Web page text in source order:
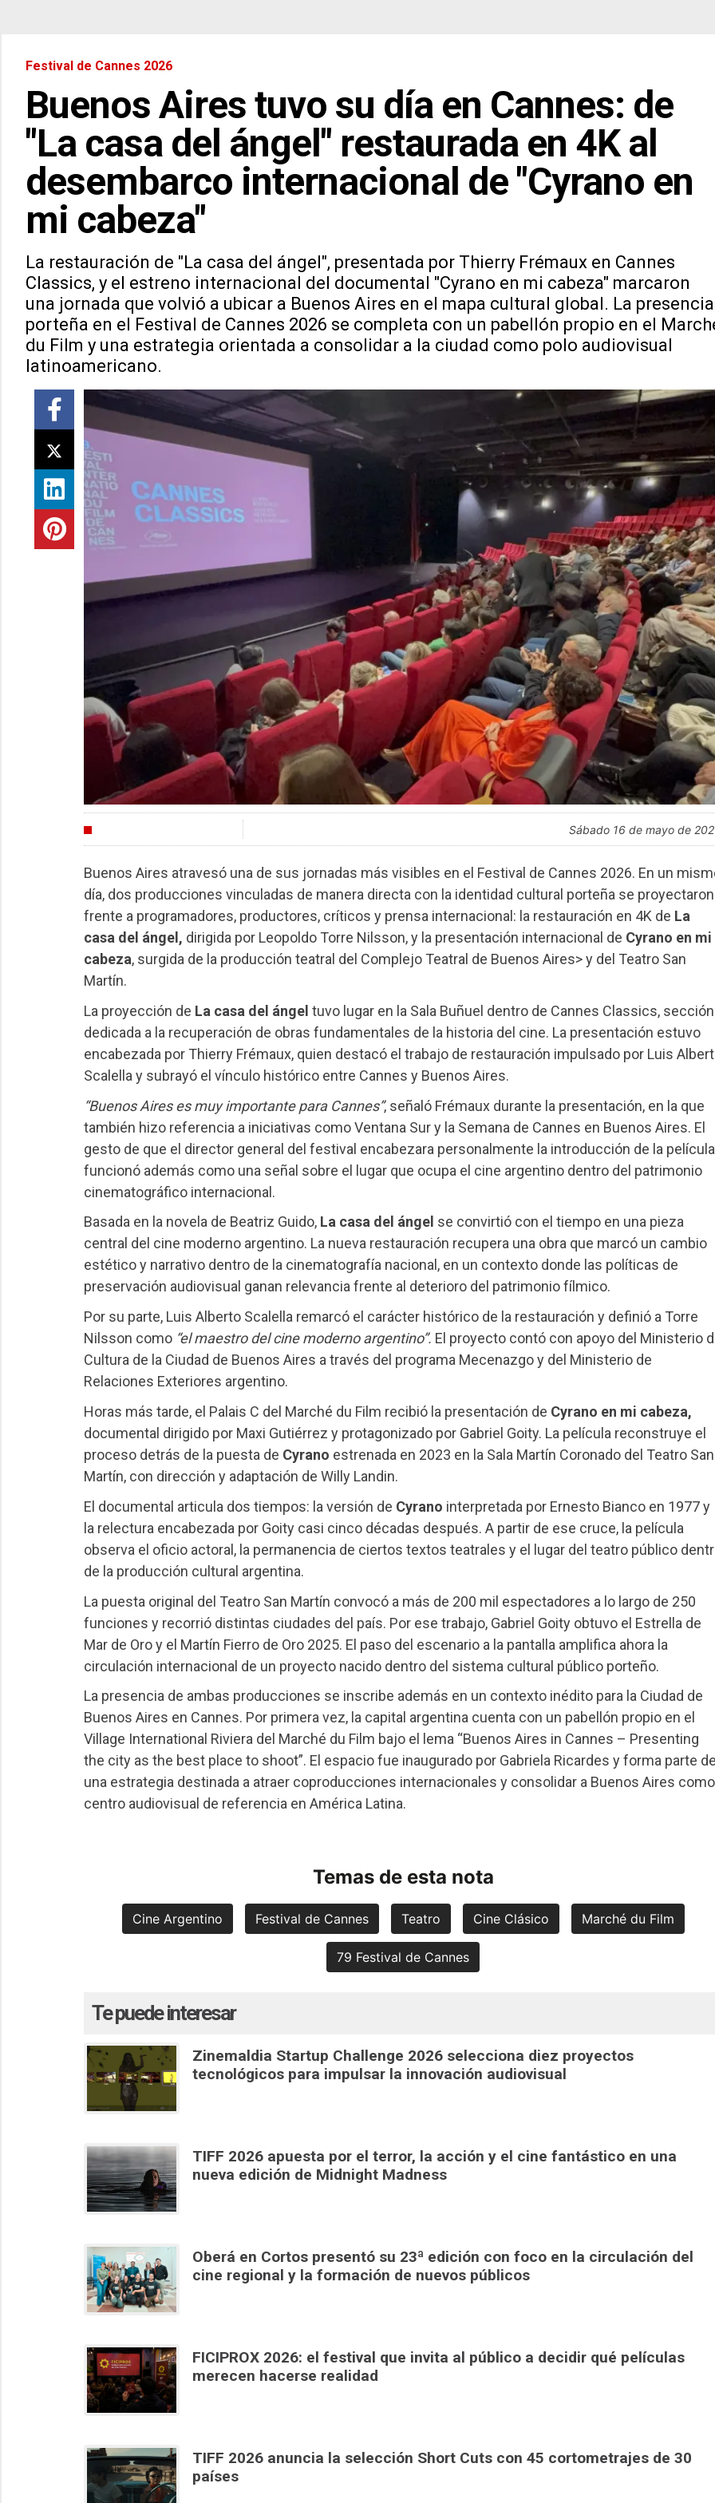
Festival de Cannes 2026
Buenos Aires tuvo su día en Cannes: de
"La casa del ángel" restaurada en 4K al
desembarco internacional de "Cyrano en
mi cabeza"
La restauración de "La casa del ángel", presentada por Thierry Frémaux en Cannes
Classics, y el estreno internacional del documental "Cyrano en mi cabeza" marcaron
una jornada que volvió a ubicar a Buenos Aires en el mapa cultural global. La presencia
porteña en el Festival de Cannes 2026 se completa con un pabellón propio en el
du Film y una estrategia orientada a consolidar a la ciudad como polo audiovisual
latinoamericano.
sábado 16 de mayo de
Buenos Aires atravesó una de sus jornadas más visibles en el Festival de Cannes 2026. En un
día, dos producciones vinculadas de manera directa con la identidad cultural porteña se proyectaron
frente a programadores, productores, críticos y prensa internacional: la restauración en 4K de La
casa del ángel, dirigida por Leopoldo Torre Nilsson, y la presentación internacional de Cyrano en mi
cabeza, surgida de la producción teatral del Complejo Teatral de Buenos Aires> y del Teatro San
Martín.
La proyección de La casa del ángel tuvo lugar en la Sala Buñuel dentro de Cannes Classics, sección
dedicada a la recuperación de obras fundamentales de la historia del cine. La presentación estuvo
encabezada por Thierry Frémaux, quien destacó el trabajo de restauración impulsado por Luis
Scalella y subrayó el vínculo histórico entre Cannes y Buenos Aires.
“Buenos Aires es muy importante para Cannes”, señaló Frémaux durante la presentación, en la que
también hizo referencia a iniciativas como Ventana Sur y la Semana de Cannes en Buenos Aires. El
gesto de que el director general del festival encabezara personalmente la introducción de la película
funcionó además como una señal sobre el lugar que ocupa el cine argentino dentro del patrimonio
cinematográfico internacional.
Basada en la novela de Beatriz Guido, La casa del ángel se convirtió con el tiempo en una pieza
central del cine moderno argentino. La nueva restauración recupera una obra que marcó un cambio
estético y narrativo dentro de la cinematografía nacional, en un contexto donde las políticas de
preservación audiovisual ganan relevancia frente al deterioro del patrimonio fílmico.
Por su parte, Luis Alberto Scalella remarcó el carácter histórico de la restauración y definió a Torre
Nilsson como “el maestro del cine moderno argentino”. El proyecto contó con apoyo del Ministerio
Cultura de la Ciudad de Buenos Aires a través del programa Mecenazgo y del Ministerio de
Relaciones Exteriores argentino.
Horas más tarde, el Palais C del Marché du Film recibió la presentación de Cyrano en mi cabeza,
documental dirigido por Maxi Gutiérrez y protagonizado por Gabriel Goity. La película reconstruye el
proceso detrás de la puesta de Cyrano estrenada en 2023 en la Sala Martín Coronado del Teatro San
Martín, con dirección y adaptación de Willy Landin.
El documental articula dos tiempos: la versión de Cyrano interpretada por Ernesto Bianco en 1977 y
la relectura encabezada por Goity casi cinco décadas después. A partir de ese cruce, la película
observa el oficio actoral, la permanencia de ciertos textos teatrales y el lugar del teatro público
de la producción cultural argentina.
La puesta original del Teatro San Martín convocó a más de 200 mil espectadores a lo largo de 250
funciones y recorrió distintas ciudades del país. Por ese trabajo, Gabriel Goity obtuvo el Estrella de
Mar de Oro y el Martín Fierro de Oro 2025. El paso del escenario a la pantalla amplifica ahora la
circulación internacional de un proyecto nacido dentro del sistema cultural público porteño.
La presencia de ambas producciones se inscribe además en un contexto inédito para la Ciudad de
Buenos Aires en Cannes. Por primera vez, la capital argentina cuenta con un pabellón propio en el
Village International Riviera del Marché du Film bajo el lema “Buenos Aires in Cannes – Presenting
the city as the best place to shoot”. El espacio fue inaugurado por Gabriela Ricardes y forma parte
una estrategia destinada a atraer coproducciones internacionales y consolidar a Buenos Aires como
centro audiovisual de referencia en América Latina.
Temas de esta nota
Cine Argentino Festival de Cannes Teatro Cine Clásico Marché du Film
79 Festival de Cannes
Te puede interesar
Zinemaldia Startup Challenge 2026 selecciona diez proyectos
tecnológicos para impulsar la innovación audiovisual
TIFF 2026 apuesta por el terror, la acción y el cine fantástico en una
nueva edición de Midnight Madness
Oberá en Cortos presentó su 23ª edición con foco en la circulación del
cine regional y la formación de nuevos públicos
FICIPROX 2026: el festival que invita al público a decidir qué películas
merecen hacerse realidad
TIFF 2026 anuncia la selección Short Cuts con 45 cortometrajes de 30
países